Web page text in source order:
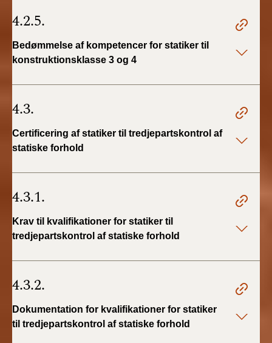
4.2.5.
Bedømmelse af kompetencer for statiker til
konstruktionsklasse 3 og 4
4.3.
Certificering af statiker til tredjepartskontrol af
statiske forhold
4.3.1.
Krav til kvalifikationer for statiker til
tredjepartskontrol af statiske forhold
4.3.2.
Dokumentation for kvalifikationer for statiker
til tredjepartskontrol af statiske forhold